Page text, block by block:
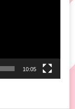
10:05